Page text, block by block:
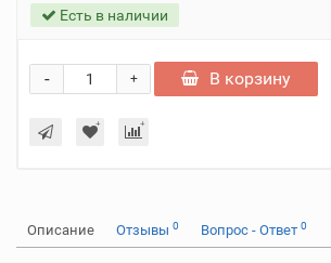
Есть в наличии
+
- В корзину
Описание Отзывы 0 Вопрос - Ответ 0